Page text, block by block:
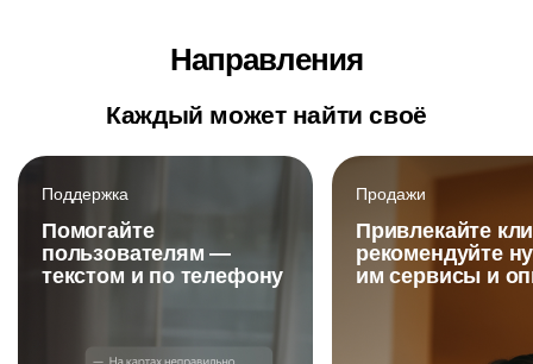
Направления
Каждый может найти своё
Поддержка
Помогайте
пользователям —
текстом и по телефону
Продажи
Привлекайте
рекомендуйте
им сервисы и